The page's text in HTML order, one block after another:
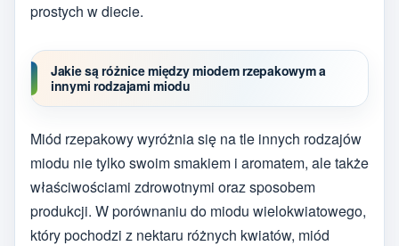
prostych w diecie.
Jakie są różnice między miodem rzepakowym a
innymi rodzajami miodu
Miód rzepakowy wyróżnia się na tle innych rodzajów
miodu nie tylko swoim smakiem i aromatem, ale także
właściwościami zdrowotnymi oraz sposobem
produkcji. W porównaniu do miodu wielokwiatowego,
który pochodzi z nektaru różnych kwiatów, miód